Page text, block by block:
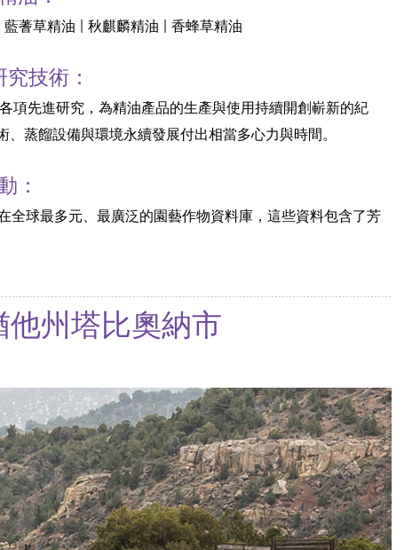
藍蓍草精油 | 秋麒麟精油 | 香蜂草精油
技術：
先進研究，為精油產品的生產與使用持續開創嶄新的紀
蒸餾設備與環境永續發展付出相當多心力與時間。
：
球最多元、最廣泛的園藝作物資料庫，這些資料包含了芳
州塔比奧納市